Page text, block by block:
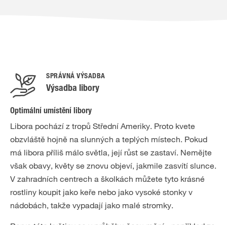
SPRÁVNÁ VÝSADBA
Výsadba libory
Optimální umístění libory
Libora pochází z tropů Střední Ameriky. Proto kvete
obzvláště hojně na slunných a teplých místech. Pokud
má libora příliš málo světla, její růst se zastaví. Nemějte
však obavy, květy se znovu objeví, jakmile zasvítí slunce.
V zahradních centrech a školkách můžete tyto krásné
rostliny koupit jako keře nebo jako vysoké stonky v
nádobách, takže vypadají jako malé stromky.